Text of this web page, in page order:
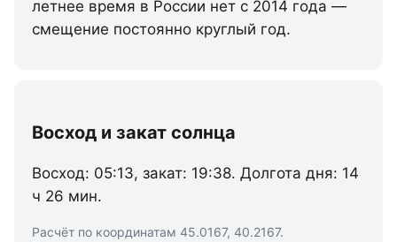
летнее время в России нет с 2014 года —
смещение постоянно круглый год.
Восход и закат солнца
Восход: 05:13, закат: 19:38. Долгота дня: 14
ч 26 мин.
Расчёт по координатам 45.0167, 40.2167.